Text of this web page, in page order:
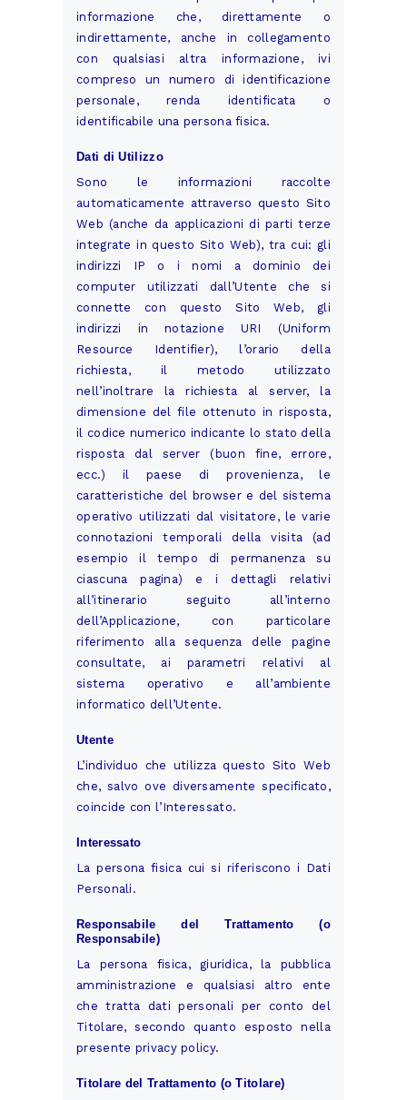
informazione che, direttamente o
indirettamente, anche in collegamento
con qualsiasi altra informazione, ivi
compreso un numero di identificazione
personale, renda identificata o
identificabile una persona fisica.
Dati di Utilizzo
Sono le informazioni raccolte
automaticamente attraverso questo Sito
Web (anche da applicazioni di parti terze
integrate in questo Sito Web), tra cui: gli
indirizzi IP o i nomi a dominio dei
computer utilizzati dall’Utente che si
connette con questo Sito Web, gli
indirizzi in notazione URI (Uniform
Resource Identifier), l’orario della
richiesta, il metodo utilizzato
nell’inoltrare la richiesta al server, la
dimensione del file ottenuto in risposta,
il codice numerico indicante lo stato della
risposta dal server (buon fine, errore,
ecc.) il paese di provenienza, le
caratteristiche del browser e del sistema
operativo utilizzati dal visitatore, le varie
connotazioni temporali della visita (ad
esempio il tempo di permanenza su
ciascuna pagina) e i dettagli relativi
all’itinerario seguito all’interno
dell’Applicazione, con particolare
riferimento alla sequenza delle pagine
consultate, ai parametri relativi al
sistema operativo e all’ambiente
informatico dell’Utente.
Utente
L’individuo che utilizza questo Sito Web
che, salvo ove diversamente specificato,
coincide con l’Interessato.
Interessato
La persona fisica cui si riferiscono i Dati
Personali.
Responsabile del Trattamento (o
Responsabile)
La persona fisica, giuridica, la pubblica
amministrazione e qualsiasi altro ente
che tratta dati personali per conto del
Titolare, secondo quanto esposto nella
presente privacy policy.
Titolare del Trattamento (o Titolare)